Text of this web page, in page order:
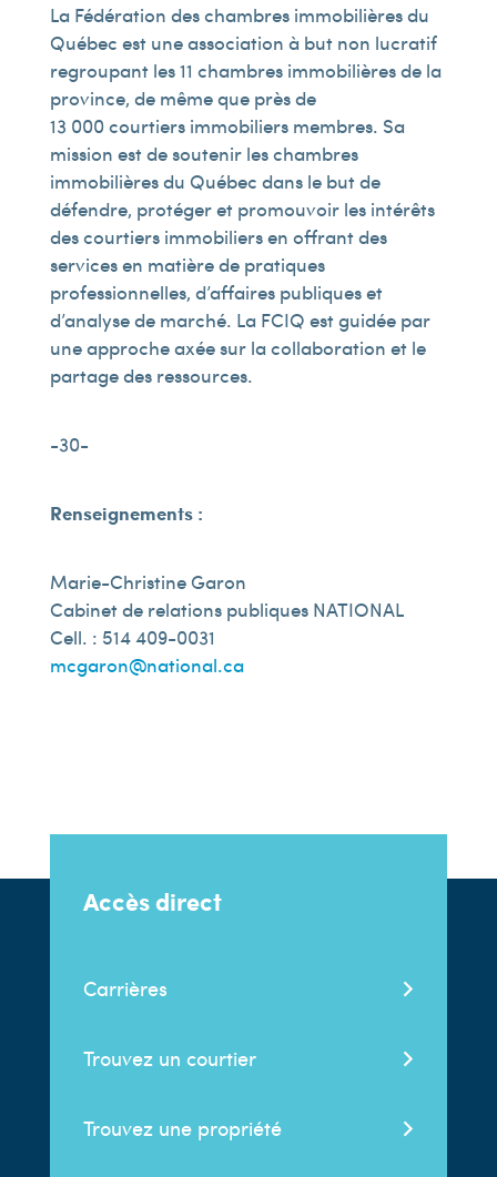
La Fédération des chambres immobilières du
Québec est une association à but non lucratif
regroupant les 11 chambres immobilières de la
province, de même que près de
13 000 courtiers immobiliers membres. Sa
mission est de soutenir les chambres
immobilières du Québec dans le but de
défendre, protéger et promouvoir les intérêts
des courtiers immobiliers en offrant des
services en matière de pratiques
professionnelles, d’affaires publiques et
d’analyse de marché. La FCIQ est guidée par
une approche axée sur la collaboration et le
partage des ressources.
-30-
Renseignements :
Marie-Christine Garon
Cabinet de relations publiques NATIONAL
Cell. : 514 409-0031
mcgaron@national.ca
Accès direct
Carrières
Trouvez un courtier
Trouvez une propriété